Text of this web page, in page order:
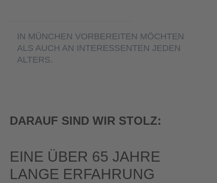
IN MÜNCHEN VORBEREITEN MÖCHTEN
ALS AUCH AN INTERESSENTEN JEDEN
ALTERS.
DARAUF SIND WIR STOLZ:
EINE ÜBER 65 JAHRE
LANGE ERFAHRUNG